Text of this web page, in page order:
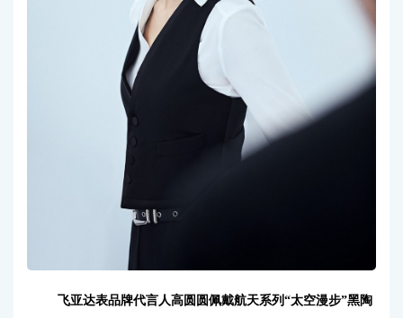
飞亚达表品牌代言人高圆圆佩戴航天系列“太空漫步”黑陶